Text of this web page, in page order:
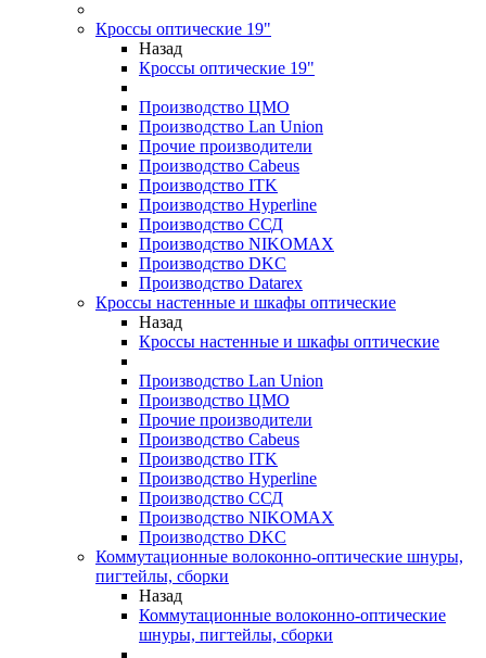
Кроссы оптические 19"
Назад
Кроссы оптические 19"
Производство ЦМО
Производство Lan Union
Прочие производители
Производство Cabeus
Производство ITK
Производство Hyperline
Производство ССД
Производство NIKOMAX
Производство DKC
Производство Datarex
Кроссы настенные и шкафы оптические
Назад
Кроссы настенные и шкафы оптические
Производство Lan Union
Производство ЦМО
Прочие производители
Производство Cabeus
Производство ITK
Производство Hyperline
Производство ССД
Производство NIKOMAX
Производство DKC
Коммутационные волоконно-оптические шнуры,
пигтейлы, сборки
Назад
Коммутационные волоконно-оптические
шнуры, пигтейлы, сборки